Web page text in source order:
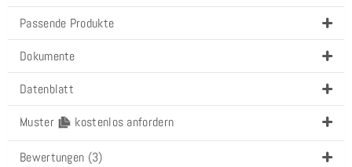
Passende Produkte
Dokumente
Datenblatt
Muster kostenlos anfordern
Bewertungen (3)